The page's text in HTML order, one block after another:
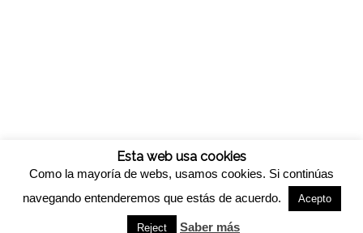
Enfold WordPress Theme by Kriesi
Esta web usa cookies
Como la mayoría de webs, usamos cookies. Si continúas
navegando entenderemos que estás de acuerdo.
Acepto
Reject Saber más